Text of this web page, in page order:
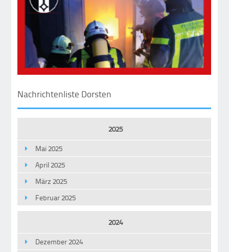
Nachrichtenliste Dorsten
2025
Mai 2025
April 2025
März 2025
Februar 2025
2024
Dezember 2024